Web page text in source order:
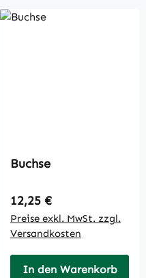
Buchse
Regulärer Preis:
12,25 €
Preise exkl. MwSt. zzgl.
Versandkosten
In den Warenkorb